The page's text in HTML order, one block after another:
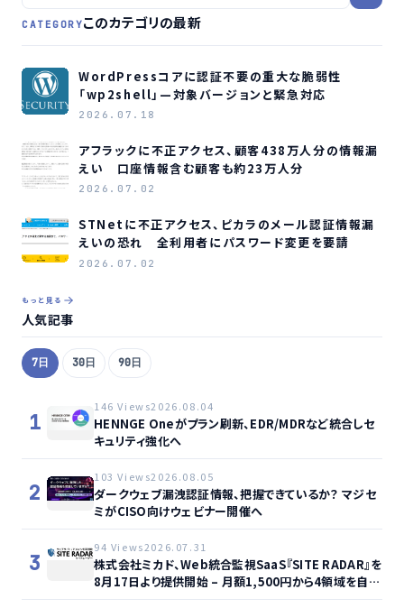
CATEGORYこのカテゴリの最新
WordPressコアに認証不要の重大な脆弱性
「wp2shell」—対象バージョンと緊急対応
2026.07.18
アフラックに不正アクセス、顧客438万人分の情報漏
えい 口座情報含む顧客も約23万人分
2026.07.02
STNetに不正アクセス、ピカラのメール認証情報漏
えいの恐れ 全利用者にパスワード変更を要請
2026.07.02
もっと見る
人気記事
7日 30日 90日
1
146 Views2026.08.04
HENNGE Oneがプラン刷新、EDR/MDRなど統合しセ
キュリティ強化へ
2
103 Views2026.08.05
ダークウェブ漏洩認証情報、把握できているか？ マジセ
ミがCISO向けウェビナー開催へ
3
94 Views2026.07.31
株式会社ミカド、Web統合監視SaaS『SITE RADAR』を
8月17日より提供開始 – 月額1,500円から4領域を自動
監視、動的サイト…